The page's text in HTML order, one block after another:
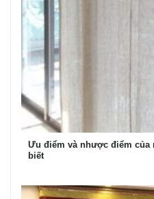
Ưu điểm và nhược điểm của
biết